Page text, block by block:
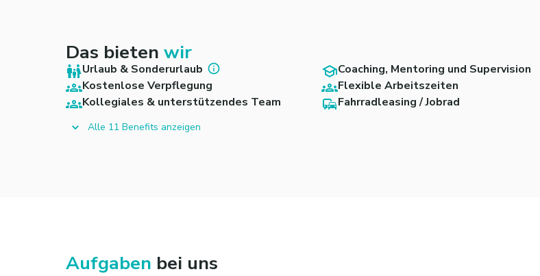
Das bieten wir
Urlaub & Sonderurlaub Coaching, Mentoring und Supervision
Kostenlose Verpflegung
Flexible Arbeitszeiten
Kollegiales & unterstützendes Team
Fahrradleasing / Jobrad
Alle 11 Benefits anzeigen
Aufgaben bei uns